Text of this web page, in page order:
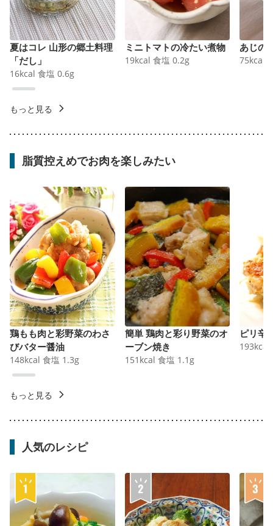
夏はコレ 山形の郷土料理
「だし」
16kcal 食塩 0.6g
ミニトマトの冷たい煮物
19kcal 食塩 0.2g
あじの
75kcal
もっと見る
脂質控えめでお肉を楽しみたい
鶏もも肉と彩野菜のわさ
びバター醤油
148kcal 食塩 1.3g
簡単 鶏肉と彩り野菜のオ
ーブン焼き
151 kcal 食塩 1.1 g
ピリ辛
193kcal
もっと見る
人気のレシピ